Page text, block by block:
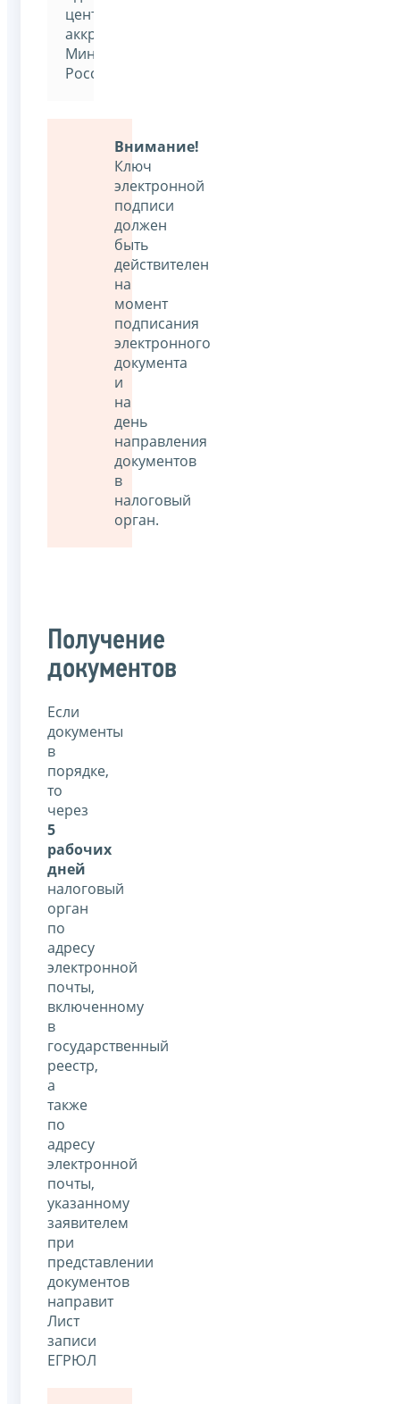
центре,
аккредитованным
Минкомсвязью
России
Внимание!
Ключ
электронной
подписи
должен
быть
действителен
на
момент
подписания
электронного
документа
и
на
день
направления
документов
в
налоговый
орган.
Получение
документов
Если
документы
в
порядке,
то
через
5
рабочих
дней
налоговый
орган
по
адресу
электронной
почты,
включенному
в
государственный
реестр,
а
также
по
адресу
электронной
почты,
указанному
заявителем
при
представлении
документов
направит
Лист
записи
ЕГРЮЛ